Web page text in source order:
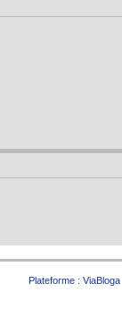
Plateforme : ViaBloga